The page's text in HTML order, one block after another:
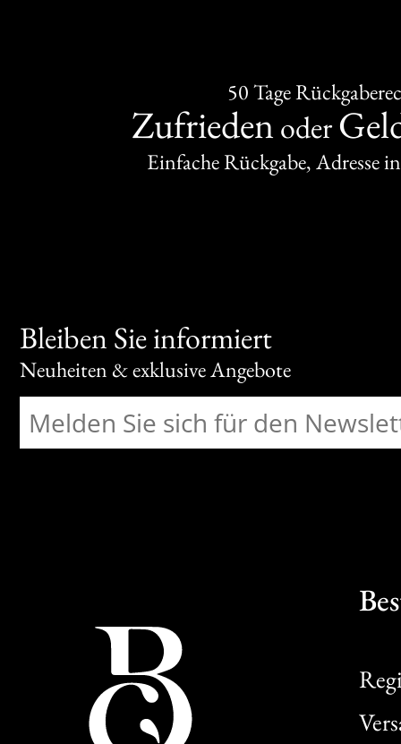
50 Tage
Zufrieden oder
Einfache Rückgabe, Adresse
Bleiben Sie informiert
Neuheiten & exklusive Angebote